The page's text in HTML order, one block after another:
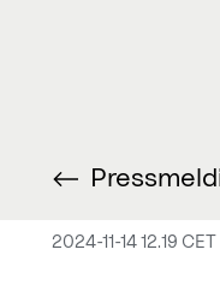
2024-11-14 12.19 CET